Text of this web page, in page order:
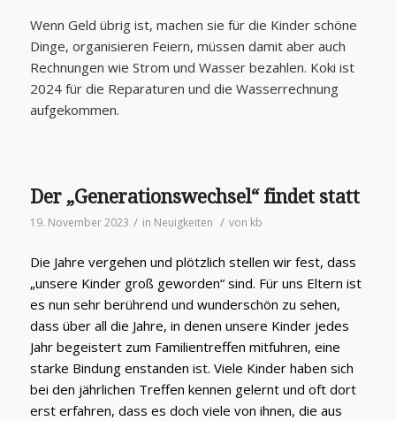
Wenn Geld übrig ist, machen sie für die Kinder schöne
Dinge, organisieren Feiern, müssen damit aber auch
Rechnungen wie Strom und Wasser bezahlen. Koki ist
2024 für die Reparaturen und die Wasserrechnung
aufgekommen.
Der „Generationswechsel“ findet statt
19. November 2023 / in Neuigkeiten / von kb
Die Jahre vergehen und plötzlich stellen wir fest, dass
„unsere Kinder groß geworden“ sind. Für uns Eltern ist
es nun sehr berührend und wunderschön zu sehen,
dass über all die Jahre, in denen unsere Kinder jedes
Jahr begeistert zum Familientreffen mitfuhren, eine
starke Bindung enstanden ist. Viele Kinder haben sich
bei den jährlichen Treffen kennen gelernt und oft dort
erst erfahren, dass es doch viele von ihnen, die aus